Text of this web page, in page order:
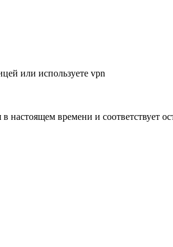
или используете vpn
настоящем времени и соответствует